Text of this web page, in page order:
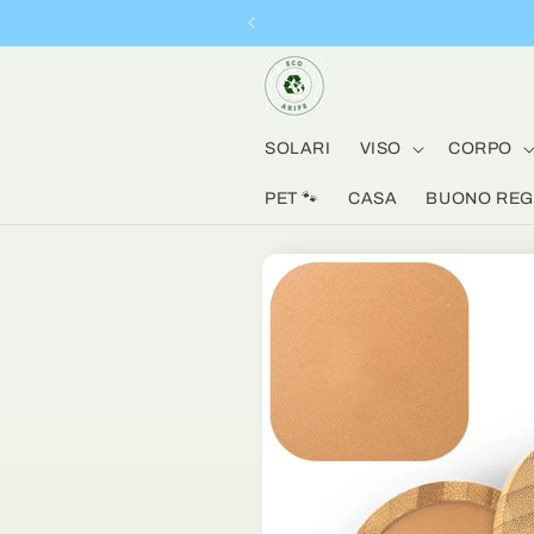
ai contenuti
SOLARI VISO CORPO
PET 🐾 CASA BUONO
Passa alle
informazioni